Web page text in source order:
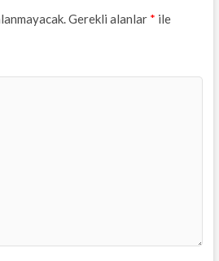
Gerekli alanlar * ile